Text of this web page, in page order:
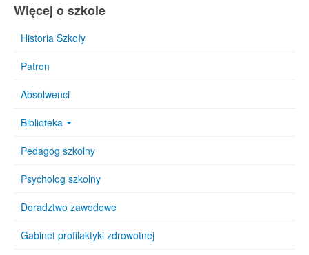
Więcej o szkole
Historia Szkoły
Patron
Absolwenci
Biblioteka
Pedagog szkolny
Psycholog szkolny
Doradztwo zawodowe
Gabinet profilaktyki zdrowotnej